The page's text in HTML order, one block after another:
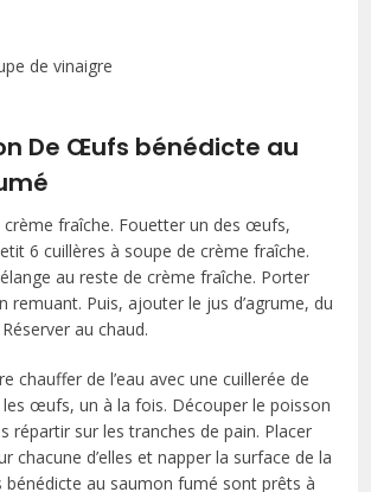
de vinaigre
De Œufs bénédicte au
crème fraîche. Fouetter un des œufs,
6 cuillères à soupe de crème fraîche.
au reste de crème fraîche. Porter
remuant. Puis, ajouter le jus d’agrume, du
au chaud.
chauffer de l’eau avec une cuillerée de
les œufs, un à la fois. Découper le poisson
répartir sur les tranches de pain. Placer
chacune d’elles et napper la surface de la
au saumon fumé sont prêts à